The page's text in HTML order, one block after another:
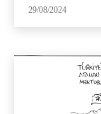
29/08/2024